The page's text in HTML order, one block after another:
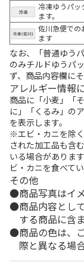
冷凍ゆうパッ
ます。
佐川急便での
ます
なお、「普通ゆう
のみチルドゆうパ
ず、商品内容欄に
アレルギー情報
商品に「小麦」「
に」「くるみ」の
を表示します。
※エビ・カニを除
された加工品も含
いる場合がありま
ビ・カニを食べて
その他
商品写真はイ
商品内容とし
する商品に含
商品の色は、
際と異なる場